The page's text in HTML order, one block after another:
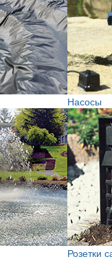
Насосы
Розетки